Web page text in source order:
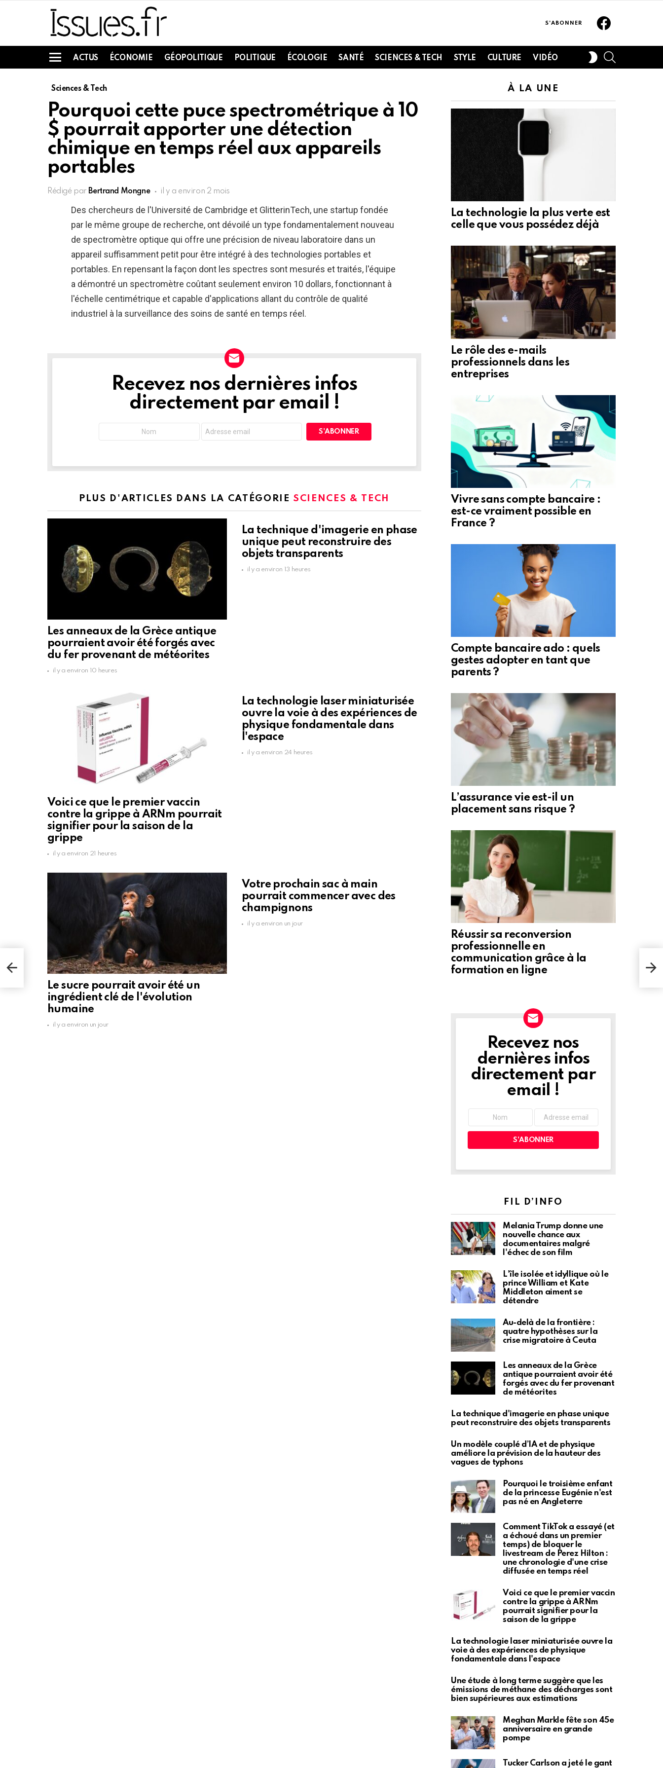
S'ABONNER
Menu
ACTUS ÉCONOMIE GÉOPOLITIQUE POLITIQUE ÉCOLOGIE SANTÉ SCIENCES & TECH STYLE CULTURE VIDÉO
SWITCH
SKIN
Sciences & Tech
Pourquoi cette puce spectrométrique à 10
$ pourrait apporter une détection
chimique en temps réel aux appareils
portables
Rédigé par Bertrand Mongne il y a environ 2 mois
Des chercheurs de l'Université de Cambridge et GlitterinTech, une startup fondée
par le même groupe de recherche, ont dévoilé un type fondamentalement nouveau
de spectromètre optique qui offre une précision de niveau laboratoire dans un
appareil suffisamment petit pour être intégré à des technologies portables et
portables. En repensant la façon dont les spectres sont mesurés et traités, l'équipe
a démontré un spectromètre coûtant seulement environ 10 dollars, fonctionnant à
l'échelle centimétrique et capable d'applications allant du contrôle de qualité
industriel à la surveillance des soins de santé en temps réel.
NEWSLETTERRecevez nos dernières infos
directement par email !
PLUS D'ARTICLES DANS LA CATÉGORIE SCIENCES & TECH
Les anneaux de la Grèce antique
pourraient avoir été forgés avec
du fer provenant de météorites
il y a environ 10 heures
La technique d'imagerie en phase
unique peut reconstruire des
objets transparents
il y a environ 13 heures
Voici ce que le premier vaccin
contre la grippe à ARNm pourrait
signifier pour la saison de la
grippe
il y a environ 21 heures
La technologie laser miniaturisée
ouvre la voie à des expériences de
physique fondamentale dans
l'espace
il y a environ 24 heures
Le sucre pourrait avoir été un
ingrédient clé de l'évolution
humaine
il y a environ un jour
Votre prochain sac à main
pourrait commencer avec des
champignons
il y a environ un jour
À LA UNE
La technologie la plus verte est
celle que vous possédez déjà
Le rôle des e-mails
professionnels dans les
entreprises
Vivre sans compte bancaire :
est-ce vraiment possible en
France ?
Compte bancaire ado : quels
gestes adopter en tant que
parents ?
L’assurance vie est-il un
placement sans risque ?
Réussir sa reconversion
professionnelle en
communication grâce à la
formation en ligne
NEWSLETTER
Recevez nos
dernières infos
directement par
email !
FIL D’INFO
Melania Trump donne une
nouvelle chance aux
documentaires malgré
l'échec de son film
L'île isolée et idyllique où le
prince William et Kate
Middleton aiment se
détendre
Au-delà de la frontière :
quatre hypothèses sur la
crise migratoire à Ceuta
Les anneaux de la Grèce
antique pourraient avoir été
forgés avec du fer provenant
de météorites
La technique d'imagerie en phase unique
peut reconstruire des objets transparents
Un modèle couplé d’IA et de physique
améliore la prévision de la hauteur des
vagues de typhons
Pourquoi le troisième enfant
de la princesse Eugénie n'est
pas né en Angleterre
Comment TikTok a essayé (et
a échoué dans un premier
temps) de bloquer le
livestream de Perez Hilton :
une chronologie d'une crise
diffusée en temps réel
Voici ce que le premier vaccin
contre la grippe à ARNm
pourrait signifier pour la
saison de la grippe
La technologie laser miniaturisée ouvre la
voie à des expériences de physique
fondamentale dans l'espace
Une étude à long terme suggère que les
émissions de méthane des décharges sont
bien supérieures aux estimations
Meghan Markle fête son 45e
anniversaire en grande
pompe
Tucker Carlson a jeté le gant